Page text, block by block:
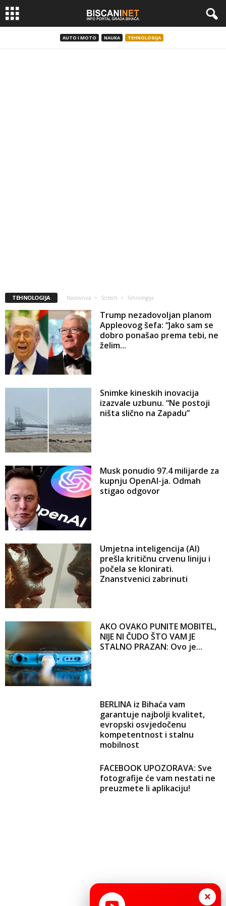
AUTO I MOTO NAUKA TEHNOLOGIJA
TEHNOLOGIJA Naslovnica Scitech Tehnologija
Trump nezadovoljan planom
Appleovog šefa: “Jako sam se
dobro ponašao prema tebi, ne
želim...
Snimke kineskih inovacija
izazvale uzbunu. “Ne postoji
ništa slično na Zapadu”
Musk ponudio 97.4 milijarde za
kupnju OpenAI-ja. Odmah
stigao odgovor
Umjetna inteligencija (AI)
prešla kritičnu crvenu liniju i
počela se klonirati.
Znanstvenici zabrinuti
AKO OVAKO PUNITE MOBITEL,
NIJE NI ČUDO ŠTO VAM JE
STALNO PRAZAN: Ovo je...
BERLINA iz Bihaća vam
garantuje najbolji kvalitet,
evropski osvjedočenu
kompetentnost i stalnu
mobilnost
FACEBOOK UPOZORAVA: Sve
fotografije će vam nestati ne
preuzmete li aplikaciju!
×